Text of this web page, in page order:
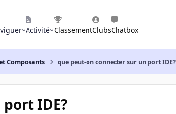
Activité ClassementClubsChatbox
Composants que peut-on connecter sur un port IDE?
IDE?